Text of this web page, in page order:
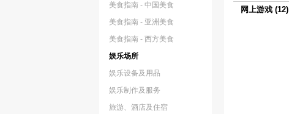
美食指南 - 中国美食
美食指南 - 亚洲美食
美食指南 - 西方美食
娱乐场所
娱乐设备及用品
娱乐制作及服务
旅游、酒店及住宿
网上游戏 (12)